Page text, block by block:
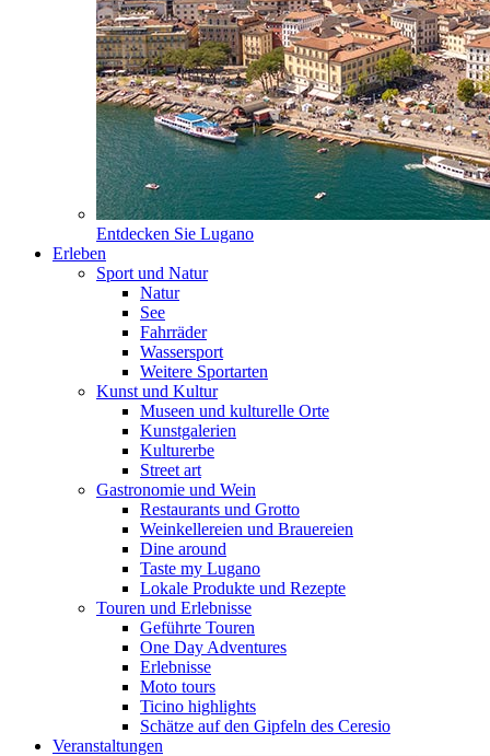
Entdecken Sie Lugano
Erleben
Sport und Natur
Natur
See
Fahrräder
Wassersport
Weitere Sportarten
Kunst und Kultur
Museen und kulturelle Orte
Kunstgalerien
Kulturerbe
Street art
Gastronomie und Wein
Restaurants und Grotto
Weinkellereien und Brauereien
Dine around
Taste my Lugano
Lokale Produkte und Rezepte
Touren und Erlebnisse
Geführte Touren
One Day Adventures
Erlebnisse
Moto tours
Ticino highlights
Schätze auf den Gipfeln des Ceresio
Veranstaltungen